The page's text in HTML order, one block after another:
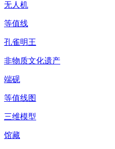
无人机
等值线
孔雀明王
非物质文化遗产
端砚
等值线图
三维模型
馆藏